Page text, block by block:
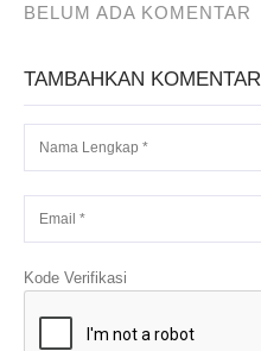
BELUM ADA KOMENTAR
TAMBAHKAN KOMENTAR
Kode Verifikasi